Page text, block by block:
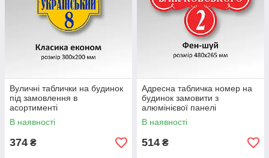
Вуличні таблички на будинок
під замовлення в
асортименті
В наявності
374 ₴
Адресна табличка номер на
будинок замовити з
алюмінієвої панелі
В наявності
514 ₴